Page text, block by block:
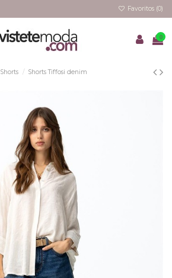
Favoritos (0)
0
Shorts Shorts Tiffosi denim